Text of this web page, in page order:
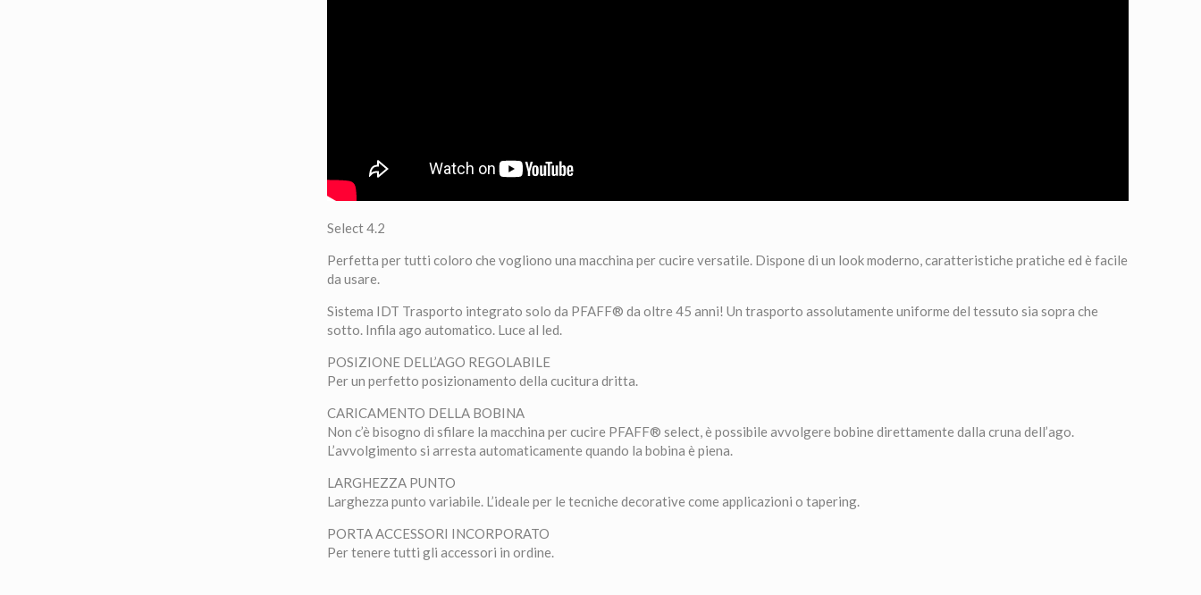
Select 4.2
Perfetta per tutti coloro che vogliono una macchina per cucire versatile. Dispone di un look moderno, caratteristiche pratiche ed è facile
da usare.
Sistema IDT Trasporto integrato solo da PFAFF® da oltre 45 anni! Un trasporto assolutamente uniforme del tessuto sia sopra che
sotto. Infila ago automatico. Luce al led.
POSIZIONE DELL’AGO REGOLABILE
Per un perfetto posizionamento della cucitura dritta.
CARICAMENTO DELLA BOBINA
Non c’è bisogno di sfilare la macchina per cucire PFAFF® select, è possibile avvolgere bobine direttamente dalla cruna dell’ago.
L’avvolgimento si arresta automaticamente quando la bobina è piena.
LARGHEZZA PUNTO
Larghezza punto variabile. L’ideale per le tecniche decorative come applicazioni o tapering.
PORTA ACCESSORI INCORPORATO
Per tenere tutti gli accessori in ordine.